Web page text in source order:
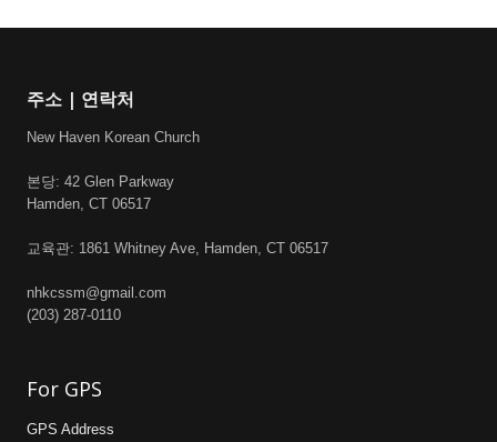
주소 | 연락처
New Haven Korean Church
본당: 42 Glen Parkway
Hamden, CT 06517
교육관: 1861 Whitney Ave, Hamden, CT 06517
nhkcssm@gmail.com
(203) 287-0110
For GPS
GPS Address